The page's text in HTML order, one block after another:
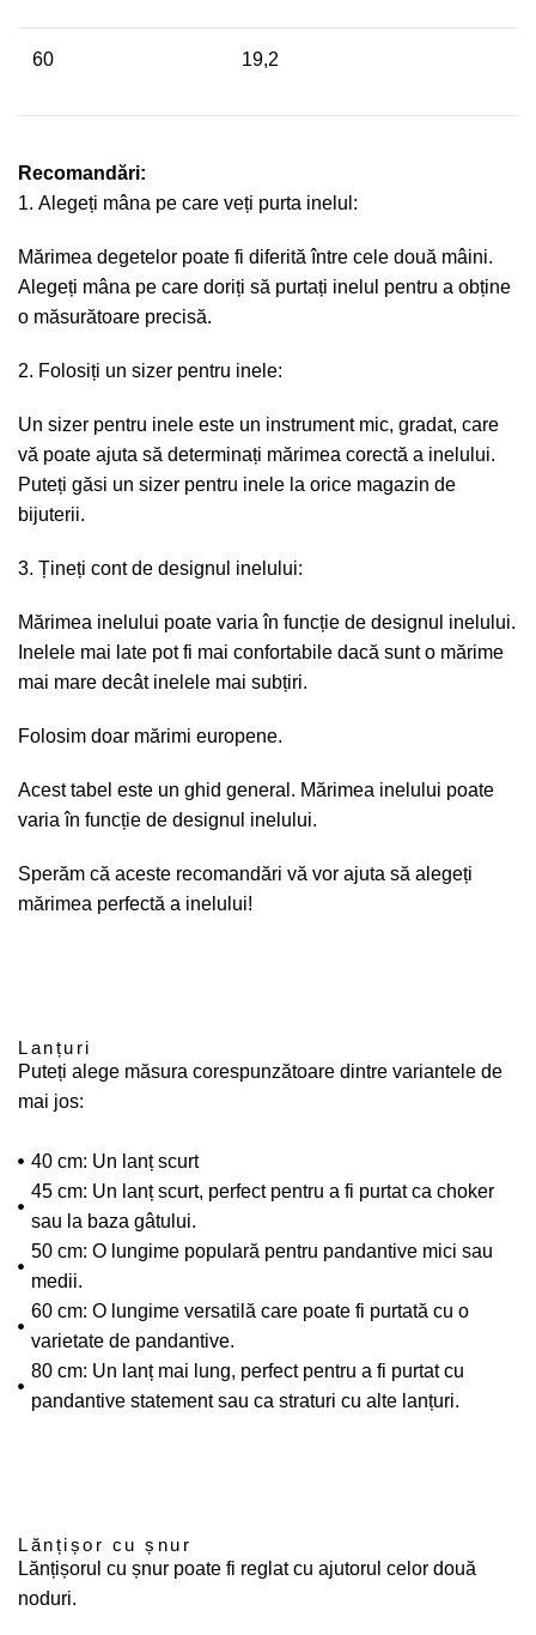
60 19,2
Recomandări:
Alegeți mâna pe care veți purta inelul:
Mărimea degetelor poate fi diferită între cele două mâini.
Alegeți mâna pe care doriți să purtați inelul pentru a obține
o măsurătoare precisă.
Folosiți un sizer pentru inele:
Un sizer pentru inele este un instrument mic, gradat, care
vă poate ajuta să determinați mărimea corectă a inelului.
Puteți găsi un sizer pentru inele la orice magazin de
bijuterii.
Țineți cont de designul inelului:
Mărimea inelului poate varia în funcție de designul inelului.
Inelele mai late pot fi mai confortabile dacă sunt o mărime
mai mare decât inelele mai subțiri.
Folosim doar mărimi europene.
Acest tabel este un ghid general. Mărimea inelului poate
varia în funcție de designul inelului.
Sperăm că aceste recomandări vă vor ajuta să alegeți
mărimea perfectă a inelului!
Lanțuri
Puteți alege măsura corespunzătoare dintre variantele de
mai jos:
40 cm: Un lanț scurt
45 cm: Un lanț scurt, perfect pentru a fi purtat ca choker
sau la baza gâtului.
50 cm: O lungime populară pentru pandantive mici sau
medii.
60 cm: O lungime versatilă care poate fi purtată cu o
varietate de pandantive.
80 cm: Un lanț mai lung, perfect pentru a fi purtat cu
pandantive statement sau ca straturi cu alte lanțuri.
Lănțișor cu șnur
Lănțișorul cu șnur poate fi reglat cu ajutorul celor două
noduri.